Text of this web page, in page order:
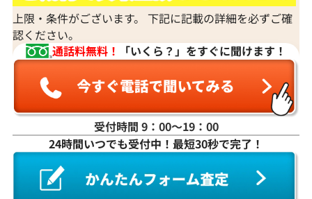
Pt900/K18/K14WG サファイア・ダイヤモ
ンド ピアス/イヤリング 1.32・1.26・
0.84・0.84ct
K18 ピンクサフ
ング D1.4ct
上限・条件がございます。 下記に記載の詳細を必ずご確
認ください。
通話料無料！
「いくら？」をすぐに聞けます！
受付時間 9：00〜19：00
24時間いつでも受付中！最短30秒で完了！